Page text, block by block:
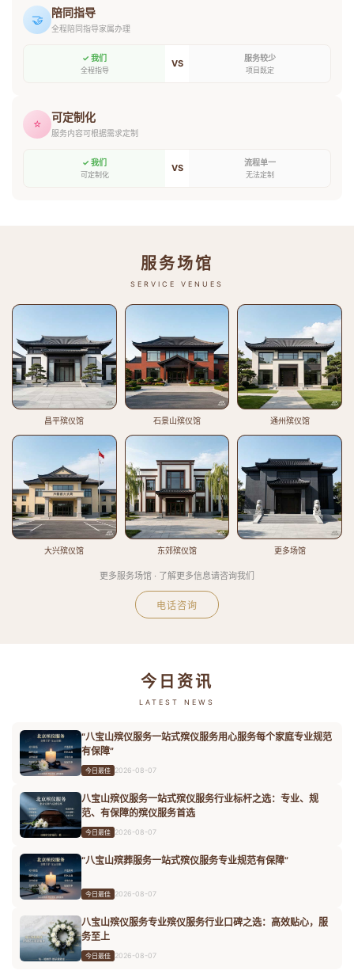
🤝 陪同指导
全程陪同指导家属办理
✓ 我们
全程指导
VS 服务较少
项目既定
⭐ 可定制化
服务内容可根据需求定制
✓ 我们
可定制化
VS 流程单一
无法定制
服务场馆
SERVICE VENUES
昌平殡仪馆 石景山殡仪馆 通州殡仪馆
大兴殡仪馆 东郊殡仪馆 更多场馆
更多服务场馆 · 了解更多信息请咨询我们
电话咨询
今日资讯
LATEST NEWS
“八宝山殡仪服务一站式殡仪服务用心服务每个家庭专业规范
有保障”
今日最佳 2026-08-07
八宝山殡仪服务一站式殡仪服务行业标杆之选：专业、规
范、有保障的殡仪服务首选
今日最佳 2026-08-07
“八宝山殡葬服务一站式殡仪服务专业规范有保障”
今日最佳 2026-08-07
八宝山殡仪服务专业殡仪服务行业口碑之选：高效贴心，服
务至上
今日最佳 2026-08-07